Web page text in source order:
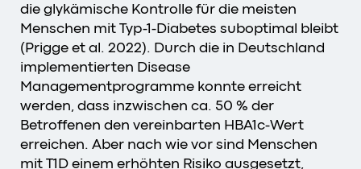
die glykämische Kontrolle für die meisten
Menschen mit Typ-1-Diabetes suboptimal bleibt
(Prigge et al. 2022). Durch die in Deutschland
implementierten Disease
Managementprogramme konnte erreicht
werden, dass inzwischen ca. 50 % der
Betroffenen den vereinbarten HBA1c-Wert
erreichen. Aber nach wie vor sind Menschen
mit T1D einem erhöhten Risiko ausgesetzt,